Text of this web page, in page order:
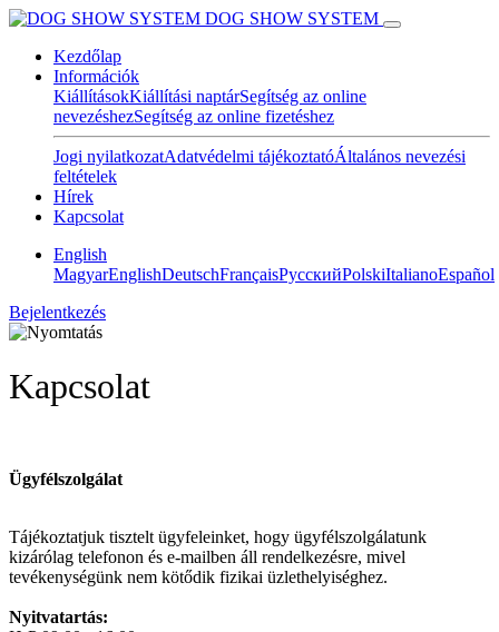
DOG SHOW SYSTEM
Kezdőlap
Információk
KiállításokKiállítási naptárSegítség az online
nevezéshezSegítség az online fizetéshez
Jogi nyilatkozatAdatvédelmi tájékoztatóÁltalános nevezési
feltételek
Hírek
Kapcsolat
English
MagyarEnglishDeutschFrançaisPусскийPolskiItalianoEspañol
Bejelentkezés
Kapcsolat
Ügyfélszolgálat
Tájékoztatjuk tisztelt ügyfeleinket, hogy ügyfélszolgálatunk
kizárólag telefonon és e-mailben áll rendelkezésre, mivel
tevékenységünk nem kötődik fizikai üzlethelyiséghez.
Nyitvatartás: